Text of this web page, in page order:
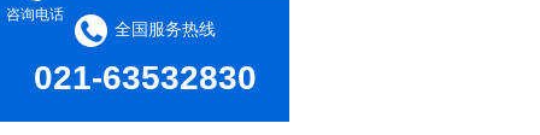
全国服务热线
021-63532830
咨询电话